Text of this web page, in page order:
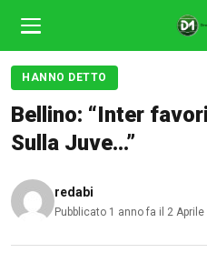
HANNO DETTO
Bellino: “Inter
Sulla Juve…”
redabi
Pubblicato 1 anno fa il 2 Aprile